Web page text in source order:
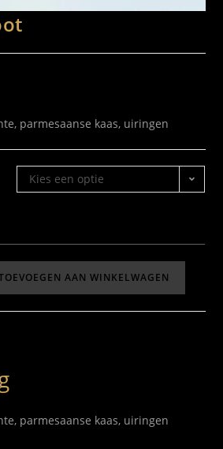
parmesaanse kaas, uiringen
Kies een optie
AAN WINKELWAGEN
parmesaanse kaas, uiringen